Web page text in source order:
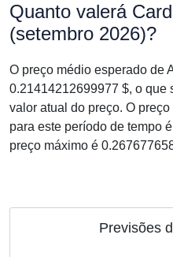
Quanto valerá
(setembro 2026)?
O preço médio esperado de
0.21414212699977 $, o que
valor atual do preço. O
para este período de tempo
preço máximo é
Previsões